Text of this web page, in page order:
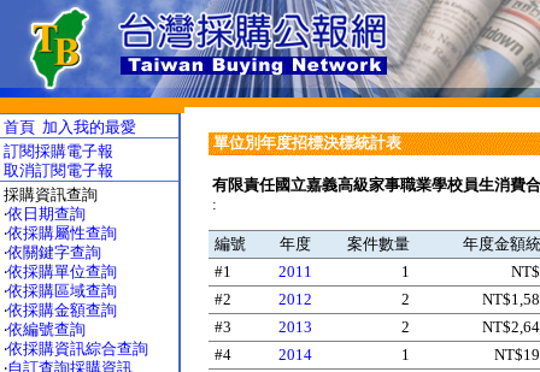
首頁 加入我的最愛
訂閱採購電子報
取消訂閱電子報
採購資訊查詢
‧依日期查詢
‧依採購屬性查詢
‧依關鍵字查詢
‧依採購單位查詢
‧依採購區域查詢
‧依採購金額查詢
‧依編號查詢
‧依採購資訊綜合查詢
‧自訂查詢採購資訊
單位別年度招標決標統計表
有限責任國立嘉義高級家事職業學校員生消費
:
編號 年度 案件數量
年度金額
#1
2011 1
#2
2012 2
#3
2013 2
#4
2014 1